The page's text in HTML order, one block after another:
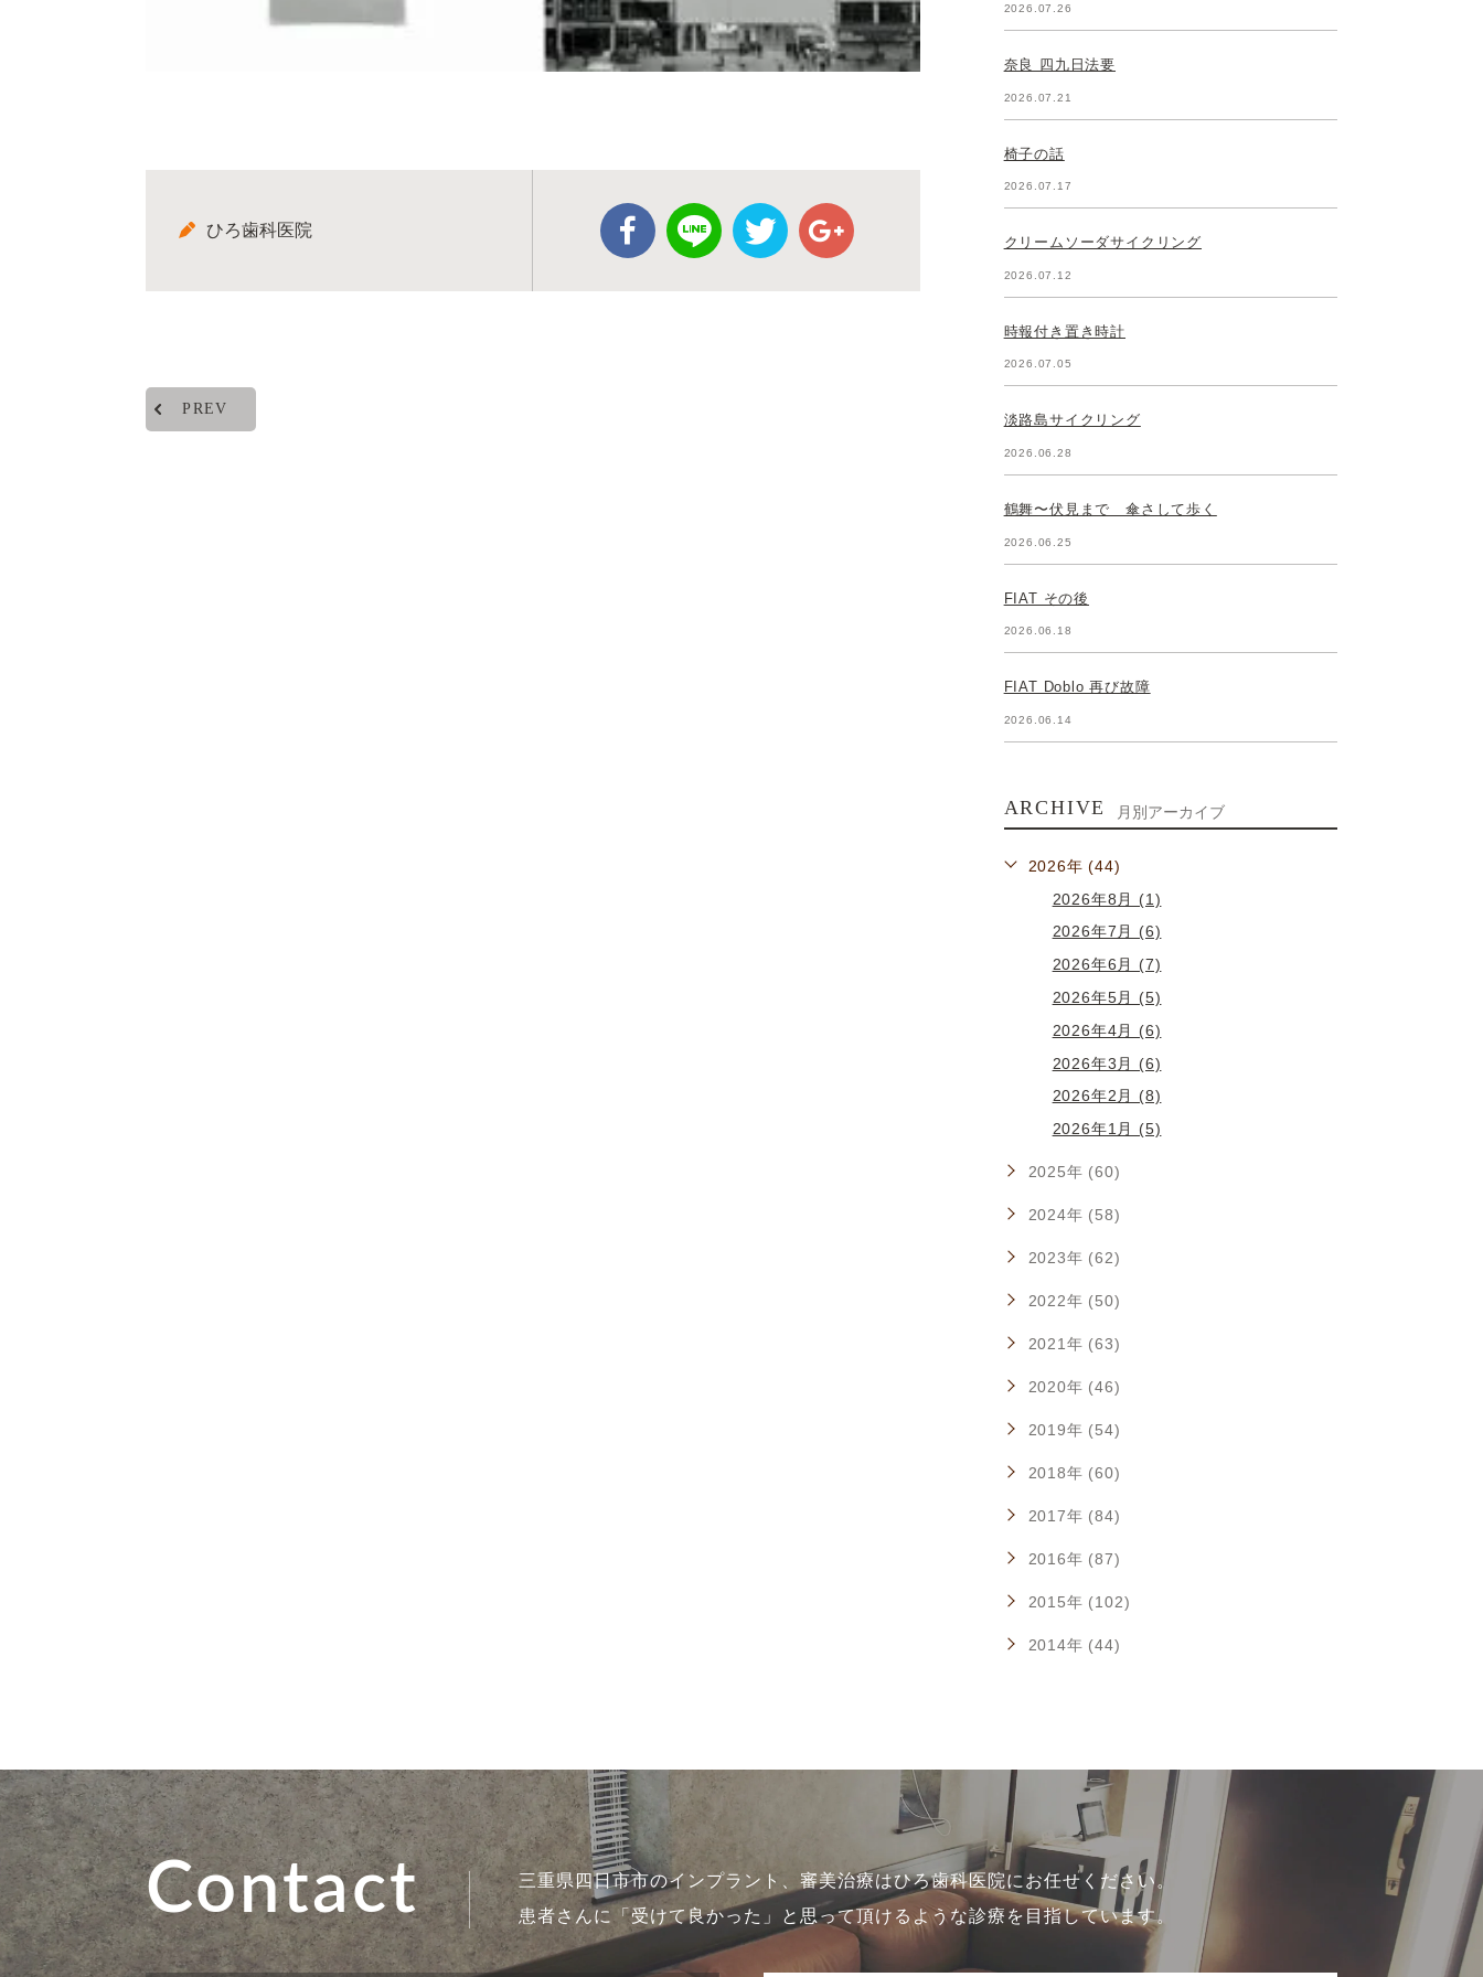
ひろ歯科医院
PREV
2026.07.26
奈良 四九日法要
2026.07.21
椅子の話
2026.07.17
クリームソーダサイクリング
2026.07.12
時報付き置き時計
2026.07.05
淡路島サイクリング
2026.06.28
鶴舞〜伏見まで 傘さして歩く
2026.06.25
FIAT その後
2026.06.18
FIAT Doblo 再び故障
2026.06.14
ARCHIVE 月別アーカイブ
2026年 (44)
2026年8月 (1)
2026年7月 (6)
2026年6月 (7)
2026年5月 (5)
2026年4月 (6)
2026年3月 (6)
2026年2月 (8)
2026年1月 (5)
2025年 (60)
2024年 (58)
2023年 (62)
2022年 (50)
2021年 (63)
2020年 (46)
2019年 (54)
2018年 (60)
2017年 (84)
2016年 (87)
2015年 (102)
2014年 (44)
Contact
三重県四日市市のインプラント、審美治療はひろ歯科医院にお任せください。
患者さんに「受けて良かった」と思って頂けるような診療を目指しています。